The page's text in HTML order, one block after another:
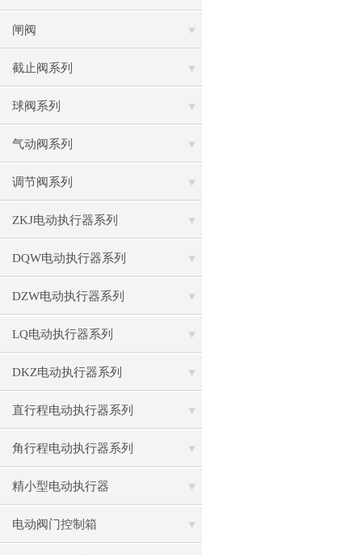
闸阀
截止阀系列
球阀系列
气动阀系列
调节阀系列
ZKJ电动执行器系列
DQW电动执行器系列
DZW电动执行器系列
LQ电动执行器系列
DKZ电动执行器系列
直行程电动执行器系列
角行程电动执行器系列
精小型电动执行器
电动阀门控制箱